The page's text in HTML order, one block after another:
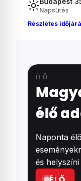
Napsütés
Részletes
ÉLŐ
élő
Naponta
és